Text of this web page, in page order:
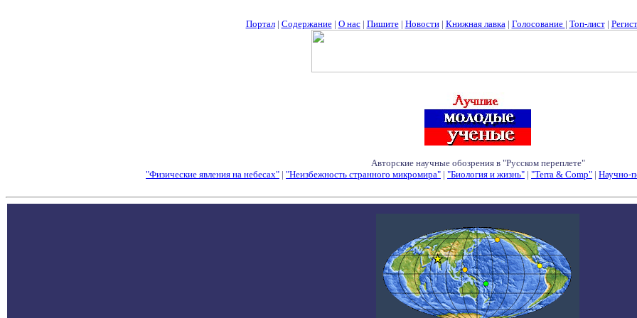
Портал| Содержание| О нас| Пишите| Новости| Книжная лавка| Голосование | Топ-лист|
Авторские научные обозрения в "Русском переплете"
"Физические явления на небесах" | "Неизбежность странного микромира" | "Биология и жизнь" | "Terra & Comp" | Научно-